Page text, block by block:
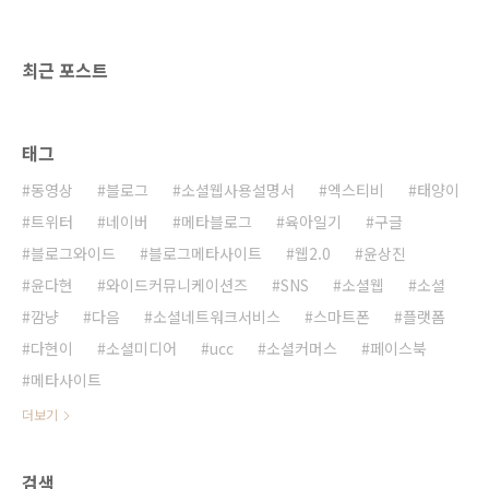
할 시점이 되..
최근 포스트
태그
동영상 블로그 소셜웹사용설명서 엑스티비
태양이
트위터
네이버 메타블로그 육아일기
구글
블로그와이드
블로그메타사이트 웹2.0
윤상진
윤다현
와이드커뮤니케이션즈 SNS 소셜웹
소셜
깜냥
다음 소셜네트워크서비스 스마트폰
플랫폼
다현이
소셜미디어 ucc 소셜커머스
페이스북
메타사이트
더보기
검색